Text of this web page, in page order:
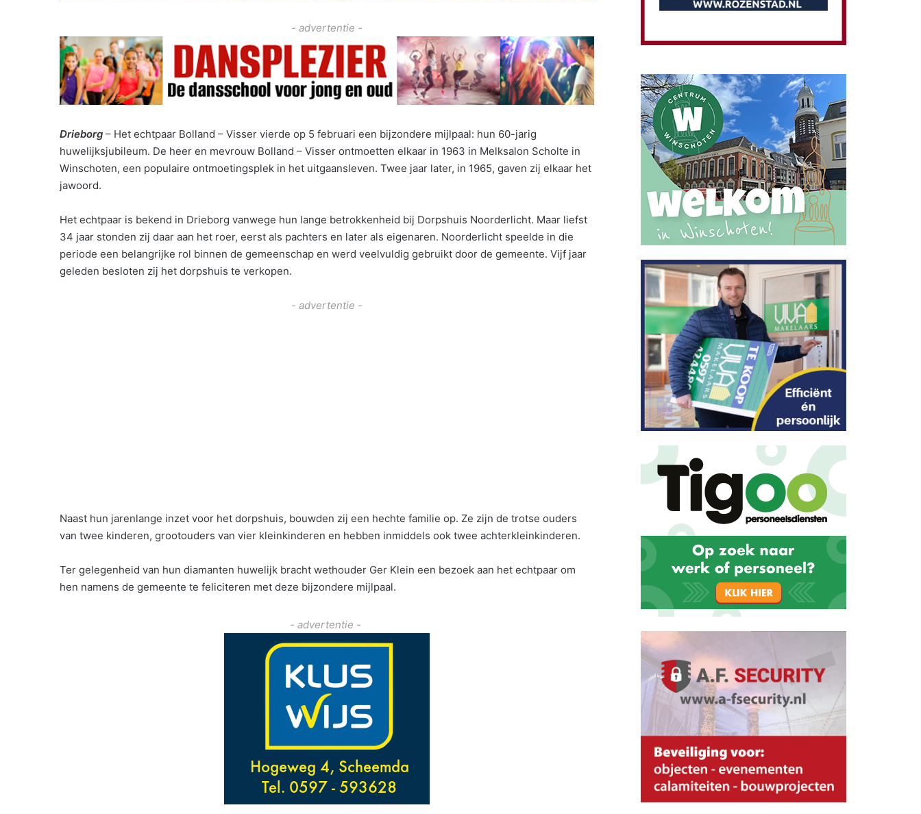
- advertentie -
Drieborg – Het echtpaar Bolland – Visser vierde op 5 februari een bijzondere mijlpaal: hun 60-jarig
huwelijksjubileum. De heer en mevrouw Bolland – Visser ontmoetten elkaar in 1963 in Melksalon Scholte in
Winschoten, een populaire ontmoetingsplek in het uitgaansleven. Twee jaar later, in 1965, gaven zij elkaar het
jawoord.
Het echtpaar is bekend in Drieborg vanwege hun lange betrokkenheid bij Dorpshuis Noorderlicht. Maar liefst
34 jaar stonden zij daar aan het roer, eerst als pachters en later als eigenaren. Noorderlicht speelde in die
periode een belangrijke rol binnen de gemeenschap en werd veelvuldig gebruikt door de gemeente. Vijf jaar
geleden besloten zij het dorpshuis te verkopen.
- advertentie -
Naast hun jarenlange inzet voor het dorpshuis, bouwden zij een hechte familie op. Ze zijn de trotse ouders
van twee kinderen, grootouders van vier kleinkinderen en hebben inmiddels ook twee achterkleinkinderen.
Ter gelegenheid van hun diamanten huwelijk bracht wethouder Ger Klein een bezoek aan het echtpaar om
hen namens de gemeente te feliciteren met deze bijzondere mijlpaal.
- advertentie -